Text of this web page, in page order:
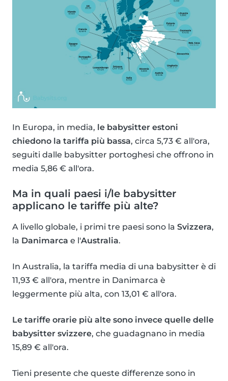
In Europa, in media, le babysitter estoni
chiedono la tariffa più bassa, circa 5,73 € all'ora,
seguiti dalle babysitter portoghesi che offrono in
media 5,86 € all'ora.
Ma in quali paesi i/le babysitter
applicano le tariffe più alte?
A livello globale, i primi tre paesi sono la Svizzera,
la Danimarca e l'Australia.
In Australia, la tariffa media di una babysitter è di
11,93 € all'ora, mentre in Danimarca è
leggermente più alta, con 13,01 € all'ora.
Le tariffe orarie più alte sono invece quelle delle
babysitter svizzere, che guadagnano in media
15,89 € all'ora.
Tieni presente che queste differenze sono in